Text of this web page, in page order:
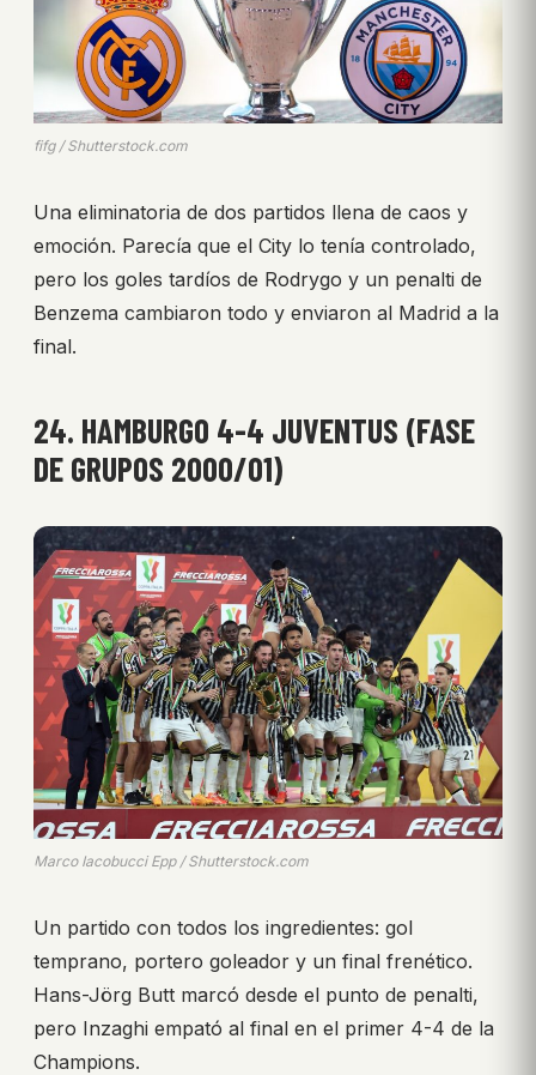
fifg / Shutterstock.com
Una eliminatoria de dos partidos llena de caos y
emoción. Parecía que el City lo tenía controlado,
pero los goles tardíos de Rodrygo y un penalti de
Benzema cambiaron todo y enviaron al Madrid a la
final.
24. HAMBURGO 4-4 JUVENTUS (FASE
DE GRUPOS 2000/01)
Marco Iacobucci Epp / Shutterstock.com
Un partido con todos los ingredientes: gol
temprano, portero goleador y un final frenético.
Hans-Jörg Butt marcó desde el punto de penalti,
pero Inzaghi empató al final en el primer 4-4 de la
Champions.